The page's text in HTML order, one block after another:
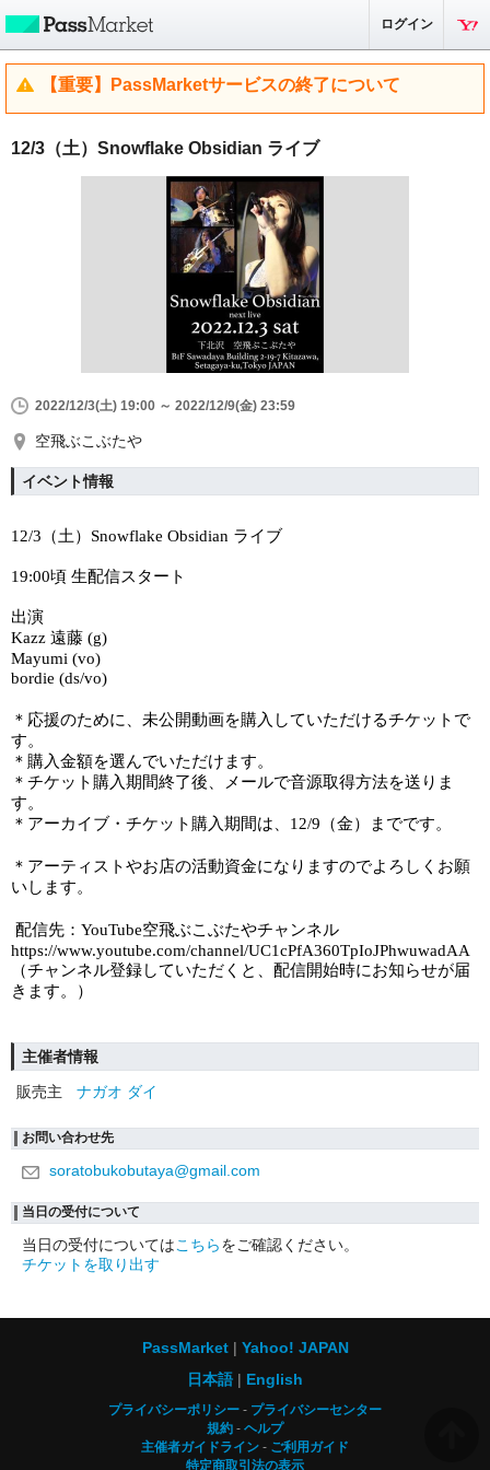
ログイン
【重要】PassMarketサービスの終了について
12/3（土）Snowflake Obsidian ライブ
2022/12/3(土) 19:00 ～ 2022/12/9(金) 23:59
空飛ぶこぶたや
イベント情報
12/3 （土） Snowflake Obsidian ライブ
19:00頃 生配信スタート
出演
Kazz 遠藤 (g)
Mayumi (vo)
bordie (ds/vo)
＊応援のために、未公開動画を購入していただけるチケットで
す。
＊購入金額を選んでいただけます。
＊チケット購入期間終了後、メールで音源取得方法を送りま
す。
＊アーカイブ・チケット購入期間は、 12/9 （金）までです。
＊アーティストやお店の活動資金になりますのでよろしくお願
いします。
配信先： YouTube空飛ぶこぶたやチャンネル
https://www.youtube.com/channel/UC1cPfA360TpIoJPhwuwadAA
（チャンネル登録していただくと、配信開始時にお知らせが届
きます。）
主催者情報
販売主
ナガオ ダイ
お問い合わせ先
soratobukobutaya@gmail.com
当日の受付について
当日の受付についてはこちらをご確認ください。
チケットを取り出す
PassMarket
Yahoo! JAPAN
日本語
English
プライバシーポリシー
プライバシーセンター
規約
ヘルプ
主催者ガイドライン
ご利用ガイド
特定商取引法の表示